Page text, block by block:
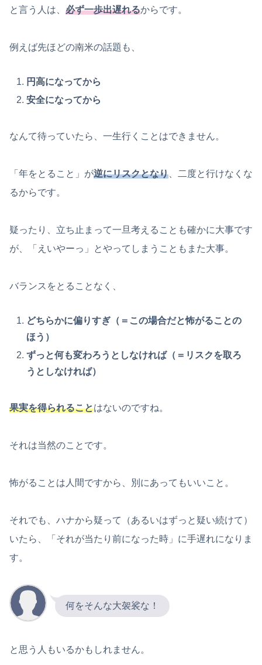
と言う人は、 必ず一歩出遅れるからです。
例えば先ほどの南米の話題も、
円高になってから
安全になってから
なんて待っていたら、一生行くことはできません。
「年をとること」が逆にリスクとなり 、二度と行けなくな
るからです。
疑ったり、立ち止まって一旦考えることも確かに大事です
が、「えいやーっ」とやってしまうこともまた大事。
バランスをとることなく、
どちらかに偏りすぎ（＝この場合だと怖がることの
ほう）
ずっと何も変わろうとしなければ（＝リスクを取ろ
うとしなければ）
果実を得られることはないのですね。
それは当然のことです。
怖がることは人間ですから、別にあってもいいこと。
それでも、ハナから疑って（あるいはずっと疑い続けて）
いたら、「それが当たり前になった時」に手遅れになりま
す。
何をそんな大袈裟な！
と思う人もいるかもしれません。